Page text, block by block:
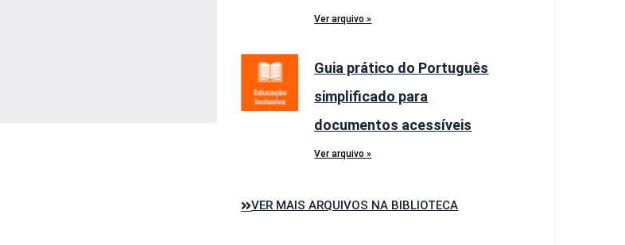
Ver arquivo »
Guia prático do Português
simplificado para
documentos acessíveis
Ver arquivo »
VER MAIS ARQUIVOS NA BIBLIOTECA